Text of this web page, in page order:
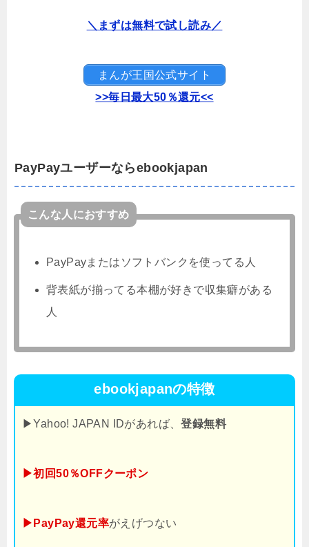
＼まずは無料で試し読み／
まんが王国公式サイト
>>毎日最大50％還元<<
PayPayユーザーならebookjapan
こんな人におすすめ
PayPayまたはソフトバンクを使ってる人
背表紙が揃ってる本棚が好きで収集癖がある
人
ebookjapanの特徴
▶Yahoo! JAPAN IDがあれば、登録無料
▶初回50％OFFクーポン
▶PayPay還元率がえげつない